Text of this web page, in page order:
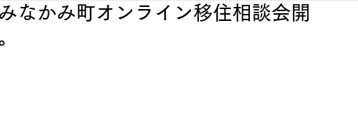
なかみ町オンライン移住相談会開